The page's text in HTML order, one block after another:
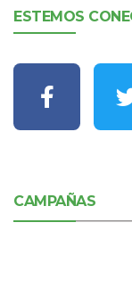
ESTEMOS
CAMPAÑAS